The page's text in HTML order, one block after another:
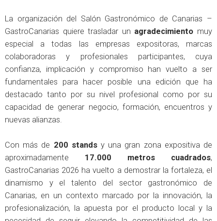
La organización del Salón Gastronómico de Canarias –
GastroCanarias quiere trasladar un agradecimiento muy
especial a todas las empresas expositoras, marcas
colaboradoras y profesionales participantes, cuya
confianza, implicación y compromiso han vuelto a ser
fundamentales para hacer posible una edición que ha
destacado tanto por su nivel profesional como por su
capacidad de generar negocio, formación, encuentros y
nuevas alianzas.
Con más de 200 standsy una gran zona expositiva de
aproximadamente 17.000 metros cuadrados,
GastroCanarias 2026 ha vuelto a demostrar la fortaleza, el
dinamismo y el talento del sector gastronómico de
Canarias, en un contexto marcado por la innovación, la
profesionalización, la apuesta por el producto local y la